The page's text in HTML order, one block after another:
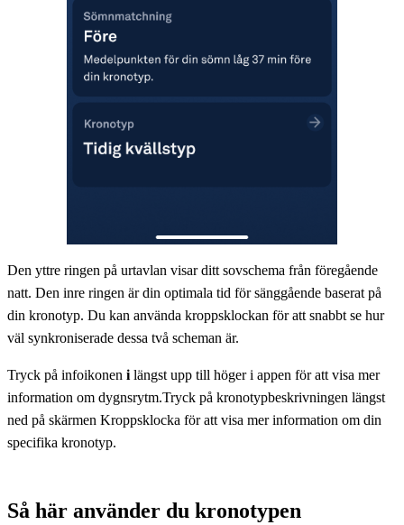
Den yttre ringen på urtavlan visar ditt sovschema från föregående
natt. Den inre ringen är din optimala tid för sänggående baserat på
din kronotyp. Du kan använda kroppsklockan för att snabbt se hur
väl synkroniserade dessa två scheman är.
Tryck på infoikonen i längst upp till höger i appen för att visa mer
information om dygnsrytm.Tryck på kronotypbeskrivningen längst
ned på skärmen Kroppsklocka för att visa mer information om din
specifika kronotyp.
Så här använder du kronotypen